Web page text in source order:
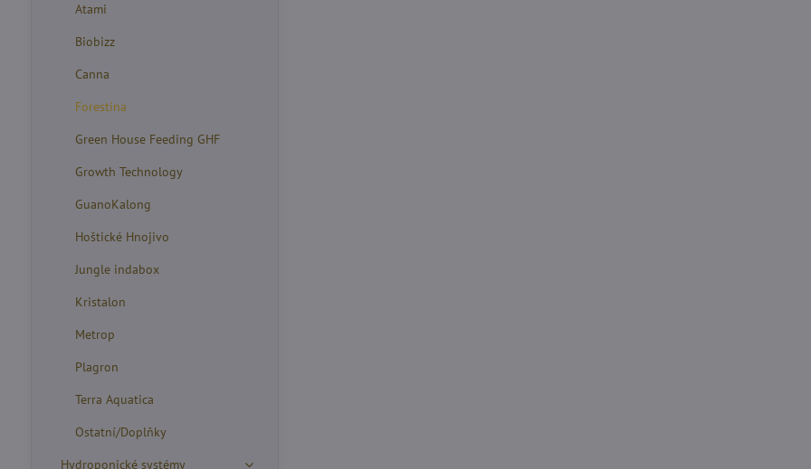
Atami
Biobizz
Canna
Forestina
Green House Feeding GHF
Growth Technology
GuanoKalong
Hoštické Hnojivo
Jungle indabox
Kristalon
Metrop
Plagron
Terra Aquatica
Ostatní/Doplňky
Hydroponické systémy